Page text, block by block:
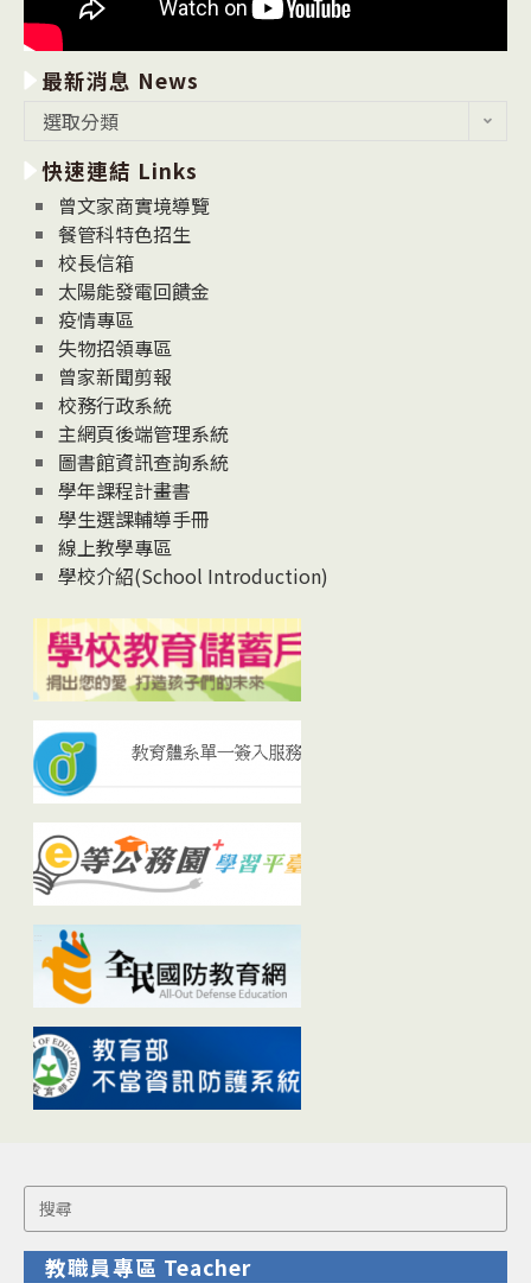
最新消息 News
消
息
News
選取分類
快速連結 Links
曾文家商實境導覽
餐管科特色招生
校長信箱
太陽能發電回饋金
疫情專區
失物招領專區
曾家新聞剪報
校務行政系統
主網頁後端管理系統
圖書館資訊查詢系統
學年課程計畫書
學生選課輔導手冊
線上教學專區
學校介紹(School Introduction)
Search
for:
教職員專區 Teacher